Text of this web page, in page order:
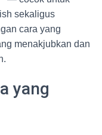
sekaligus
cara yang
menakjubkan dan
yang